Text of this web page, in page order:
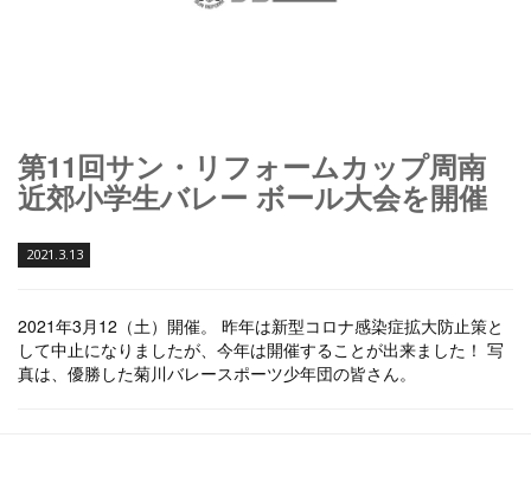
第11回サン・リフォームカップ周南
近郊小学生バレー ボール大会を開催
2021.3.13
2021年3月12（土）開催。 昨年は新型コロナ感染症拡大防止策と
して中止になりましたが、今年は開催することが出来ました！ 写
真は、優勝した菊川バレースポーツ少年団の皆さん。